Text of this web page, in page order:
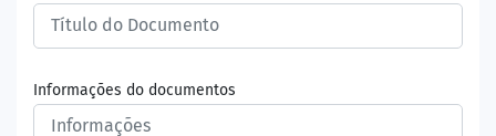
Informações do documentos